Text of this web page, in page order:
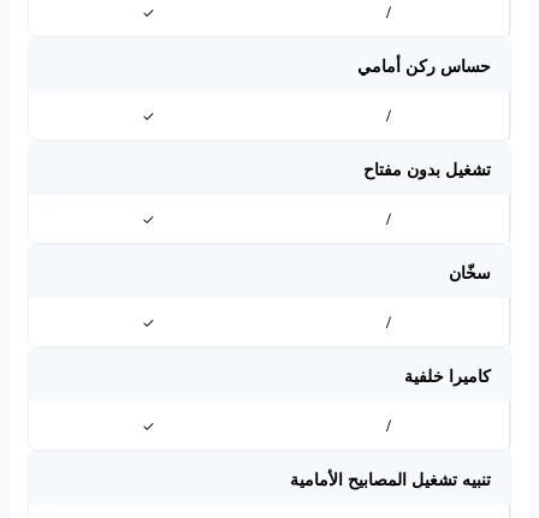
/
✓
حساس ركن أمامي
/
✓
تشغيل بدون مفتاح
/
✓
سخّان
/
✓
كاميرا خلفية
/
✓
تنبيه تشغيل المصابيح الأمامية